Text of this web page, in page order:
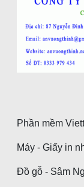
Phần mềm
Máy - Giấy in
Đồ gỗ - Sâm